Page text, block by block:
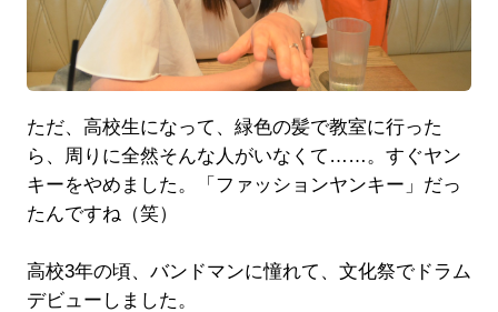
ただ、高校生になって、緑色の髪で教室に行った
ら、周りに全然そんな人がいなくて……。すぐヤン
キーをやめました。「ファッションヤンキー」だっ
たんですね（笑）
高校3年の頃、バンドマンに憧れて、文化祭でドラム
デビューしました。